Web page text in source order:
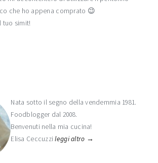
che ho appena comprato 😉
tuo simit!
Nata sotto il segno della vendemmia 1981.
Foodblogger dal 2008.
Benvenuti nella mia cucina!
Elisa Ceccuzzileggi altro →